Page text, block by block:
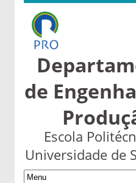
de
Escola
Universidade de